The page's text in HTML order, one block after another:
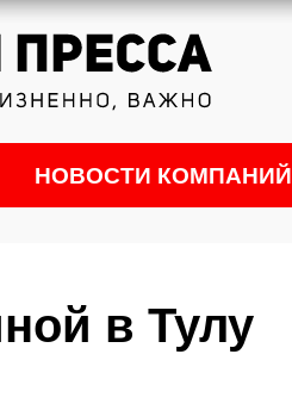
НОВОСТИ КОМПАНИЙ
в Тулу